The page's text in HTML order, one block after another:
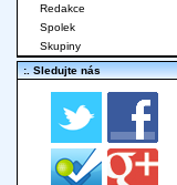
Redakce
Spolek
Skupiny
:. Sledujte nás